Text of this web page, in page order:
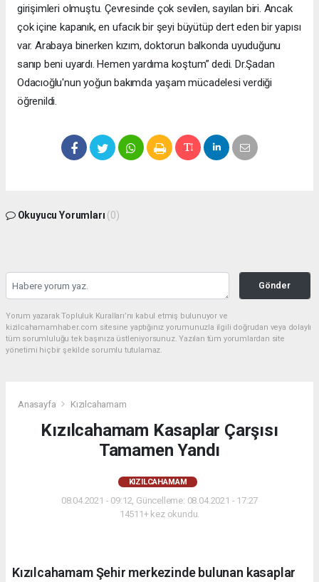
girişimleri olmuştu. Çevresinde çok sevilen, sayılan biri. Ancak
çok içine kapanık, en ufacık bir şeyi büyütüp dert eden bir yapısı
var. Arabaya binerken kızım, doktorun balkonda uyuduğunu
sanıp beni uyardı. Hemen yardıma koştum” dedi. Dr.Şadan
Odacıoğlu'nun yoğun bakımda yaşam mücadelesi verdiği
öğrenildi.
Okuyucu Yorumları (0)
Gönder
Yorum yazarak Topluluk Kuralları’nı kabul etmiş bulunuyor ve
kizilcahamamhaber.com sitesine yaptığınız yorumunuzla ilgili doğrudan veya dolaylı
tüm sorumluluğu tek başınıza üstleniyorsunuz. Yazılan tüm yorumlardan site
yönetimi hiçbir şekilde sorumlu tutulamaz.
Anasayfa Kızılcahamam
Kızılcahamam Kasaplar Çarşısı
Tamamen Yandı
KIZILCAHAMAM
08.04.2021 - 09:12, Güncelleme: 08.04.2021 - 17:27
14511+ kez okundu.
Kızılcahamam Şehir merkezinde bulunan kasaplar